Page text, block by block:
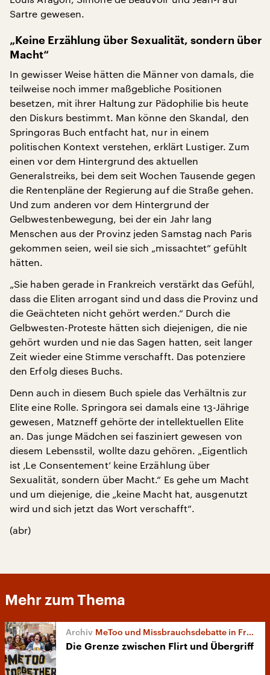
Sartre gewesen.
„Keine Erzählung über Sexualität, sondern über
Macht“
In gewisser Weise hätten die Männer von damals, die
teilweise noch immer maßgebliche Positionen
besetzen, mit ihrer Haltung zur Pädophilie bis heute
den Diskurs bestimmt. Man könne den Skandal, den
Springoras Buch entfacht hat, nur in einem
politischen Kontext verstehen, erklärt Lustiger. Zum
einen vor dem Hintergrund des aktuellen
Generalstreiks, bei dem seit Wochen Tausende gegen
die Rentenpläne der Regierung auf die Straße gehen.
Und zum anderen vor dem Hintergrund der
Gelbwestenbewegung, bei der ein Jahr lang
Menschen aus der Provinz jeden Samstag nach Paris
gekommen seien, weil sie sich „missachtet“ gefühlt
hätten.
„Sie haben gerade in Frankreich verstärkt das Gefühl,
dass die Eliten arrogant sind und dass die Provinz und
die Geächteten nicht gehört werden.“ Durch die
Gelbwesten-Proteste hätten sich diejenigen, die nie
gehört wurden und nie das Sagen hatten, seit langer
Zeit wieder eine Stimme verschafft. Das potenziere
den Erfolg dieses Buchs.
Denn auch in diesem Buch spiele das Verhältnis zur
Elite eine Rolle. Springora sei damals eine 13-Jährige
gewesen, Matzneff gehörte der intellektuellen Elite
an. Das junge Mädchen sei fasziniert gewesen von
diesem Lebensstil, wollte dazu gehören. „Eigentlich
ist ‚Le Consentement‘ keine Erzählung über
Sexualität, sondern über Macht.“ Es gehe um Macht
und um diejenige, die „keine Macht hat, ausgenutzt
wird und sich jetzt das Wort verschafft“.
(abr)
Mehr zum Thema
MeToo und Missbrauchsdebatte in Frankreich
Die Grenze zwischen Flirt und Übergriff